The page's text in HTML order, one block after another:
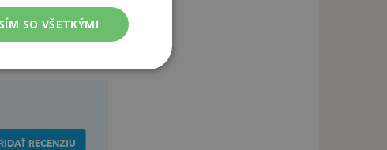
RECENZIU
SO VŠETKÝMI